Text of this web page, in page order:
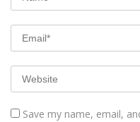
Save my name, email,